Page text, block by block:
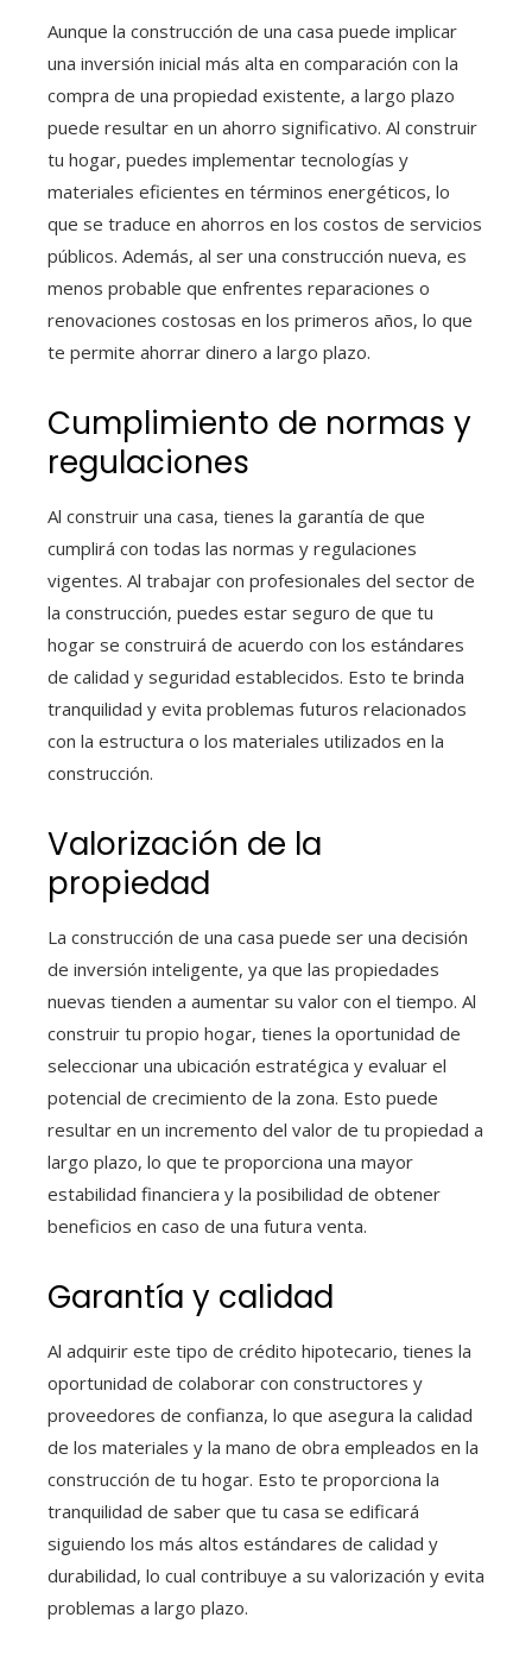
Aunque la construcción de una casa puede implicar
una inversión inicial más alta en comparación con la
compra de una propiedad existente, a largo plazo
puede resultar en un ahorro significativo. Al construir
tu hogar, puedes implementar tecnologías y
materiales eficientes en términos energéticos, lo
que se traduce en ahorros en los costos de servicios
públicos. Además, al ser una construcción nueva, es
menos probable que enfrentes reparaciones o
renovaciones costosas en los primeros años, lo que
te permite ahorrar dinero a largo plazo.
Cumplimiento de normas y
regulaciones
Al construir una casa, tienes la garantía de que
cumplirá con todas las normas y regulaciones
vigentes. Al trabajar con profesionales del sector de
la construcción, puedes estar seguro de que tu
hogar se construirá de acuerdo con los estándares
de calidad y seguridad establecidos. Esto te brinda
tranquilidad y evita problemas futuros relacionados
con la estructura o los materiales utilizados en la
construcción.
Valorización de la
propiedad
La construcción de una casa puede ser una decisión
de inversión inteligente, ya que las propiedades
nuevas tienden a aumentar su valor con el tiempo. Al
construir tu propio hogar, tienes la oportunidad de
seleccionar una ubicación estratégica y evaluar el
potencial de crecimiento de la zona. Esto puede
resultar en un incremento del valor de tu propiedad a
largo plazo, lo que te proporciona una mayor
estabilidad financiera y la posibilidad de obtener
beneficios en caso de una futura venta.
Garantía y calidad
Al adquirir este tipo de crédito hipotecario, tienes la
oportunidad de colaborar con constructores y
proveedores de confianza, lo que asegura la calidad
de los materiales y la mano de obra empleados en la
construcción de tu hogar. Esto te proporciona la
tranquilidad de saber que tu casa se edificará
siguiendo los más altos estándares de calidad y
durabilidad, lo cual contribuye a su valorización y evita
problemas a largo plazo.